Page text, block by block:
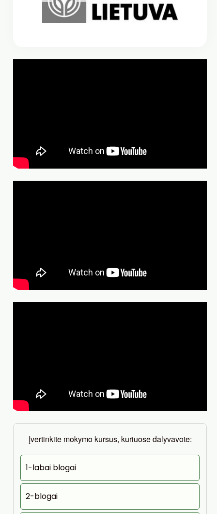
Įvertinkite mokymo kursus, kuriuose dalyvavote:
1-labai blogai
2-blogai